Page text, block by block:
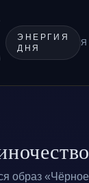
ЭНЕРГИЯ
ДНЯ
образ